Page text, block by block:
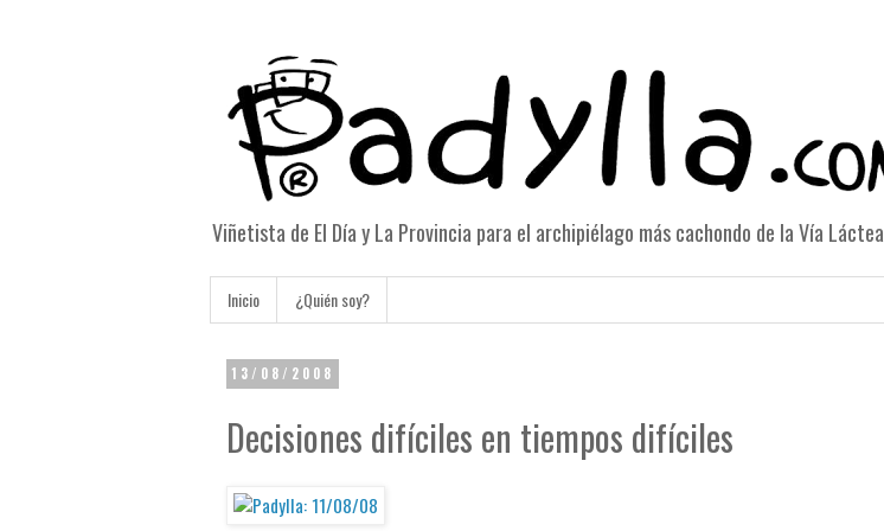
Viñetista de El Día y La Provincia para el archipiélago más cachondo de la Vía Láctea
Inicio ¿Quién soy?
13/08/2008
Decisiones difíciles en tiempos difíciles